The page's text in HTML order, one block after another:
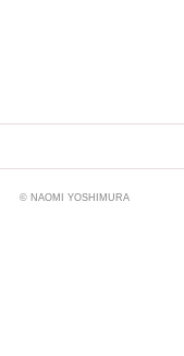
© NAOMI YOSHIMURA